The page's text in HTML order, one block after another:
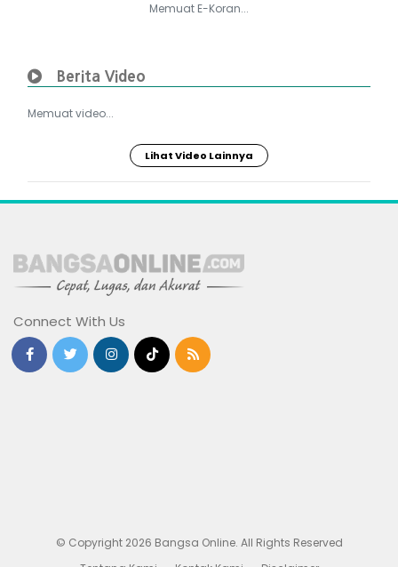
Memuat E-Koran...
Berita Video
Memuat video...
Lihat Video Lainnya
Connect With Us
© Copyright 2026 Bangsa Online. All Rights Reserved